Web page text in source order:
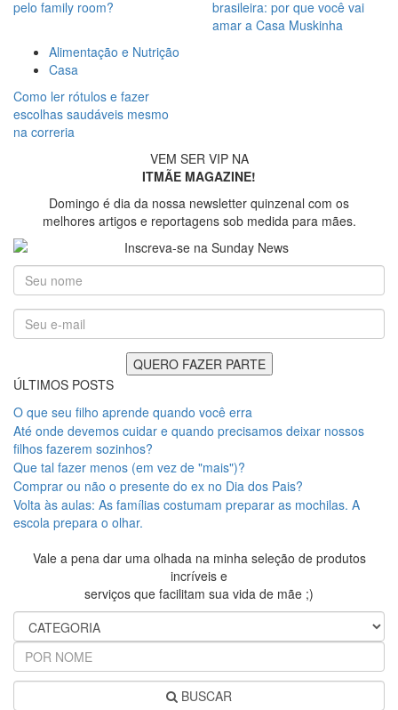
pelo family room?
brasileira: por que você vai
amar a Casa Muskinha
Alimentação e Nutrição
Casa
Como ler rótulos e fazer
escolhas saudáveis mesmo
na correria
VEM SER VIP NA
ITMÃE MAGAZINE!
Domingo é dia da nossa newsletter quinzenal com os
melhores artigos e reportagens sob medida para mães.
ÚLTIMOS POSTS
O que seu filho aprende quando você erra
Até onde devemos cuidar e quando precisamos deixar nossos
filhos fazerem sozinhos?
Que tal fazer menos (em vez de "mais")?
Comprar ou não o presente do ex no Dia dos Pais?
Volta às aulas: As famílias costumam preparar as mochilas. A
escola prepara o olhar.
Vale a pena dar uma olhada na minha seleção de produtos
incríveis e
serviços que facilitam sua vida de mãe ;)
BUSCAR